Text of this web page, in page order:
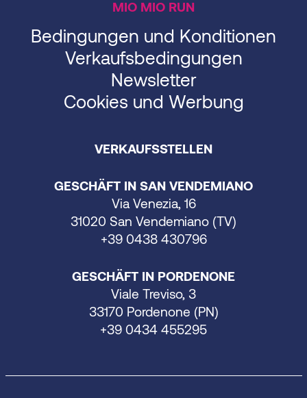
MIO MIO RUN
Bedingungen und Konditionen
Verkaufsbedingungen
Newsletter
Cookies und Werbung
VERKAUFSSTELLEN
GESCHÄFT IN SAN VENDEMIANO
Via Venezia, 16
31020 San Vendemiano (TV)
+39 0438 430796
GESCHÄFT IN PORDENONE
Viale Treviso, 3
33170 Pordenone (PN)
+39 0434 455295